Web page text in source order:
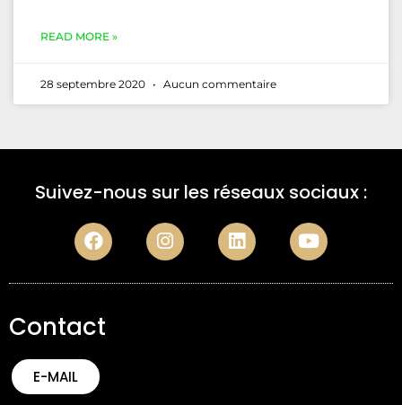
READ MORE »
28 septembre 2020 Aucun commentaire
Suivez-nous sur les réseaux sociaux :
Contact
E-MAIL